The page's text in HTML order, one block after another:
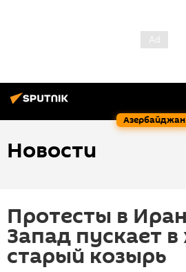
Азербайджан
Новости
Протесты в
Запад пускает
старый козырь